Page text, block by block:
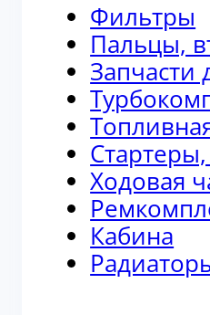
Фильтры
Пальцы,
Запчасти
Ходовая
Кабина